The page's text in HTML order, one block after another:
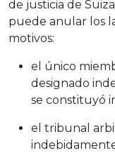
de justicia de
puede anular los
motivos:
el único
designado
se constituyó
el tribunal